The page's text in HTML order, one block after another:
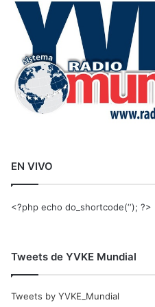
EN VIVO
<?php echo do_shortcode(‘‘); ?>
Tweets de YVKE Mundial
Tweets by YVKE_Mundial